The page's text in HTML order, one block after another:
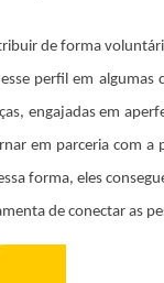
de forma
perfil em algumas
engajadas em
em parceria com a
forma, eles
de conectar as